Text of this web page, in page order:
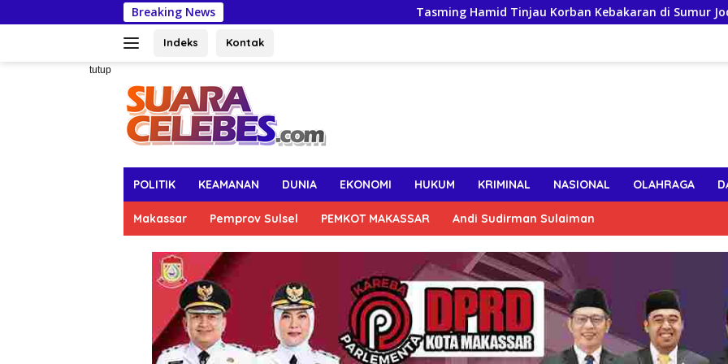
ke
Breaking News Tasming Hamid Tinjau Korban Kebakaran di Sumur Jodoh,
Indeks Kontak
tutup
POLITIK KEAMANAN DUNIA EKONOMI HUKUM KRIMINAL NASIONAL OLAHRAGA
Makassar Pemprov Sulsel PEMKOT MAKASSAR Andi Sudirman Sulaiman